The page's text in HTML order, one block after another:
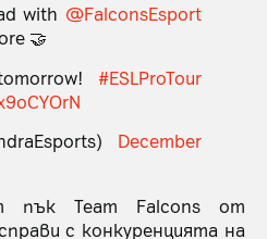
with @FalconsEsport
🤝
#ESLProTour
December
пък Team Falcons от
с конкуренцията на